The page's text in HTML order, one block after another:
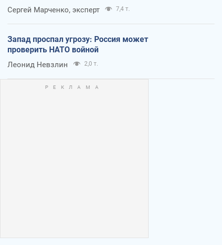
Сергей Марченко, эксперт 7,4 т.
Запад проспал угрозу: Россия может
проверить НАТО войной
Леонид Невзлин 2,0 т.